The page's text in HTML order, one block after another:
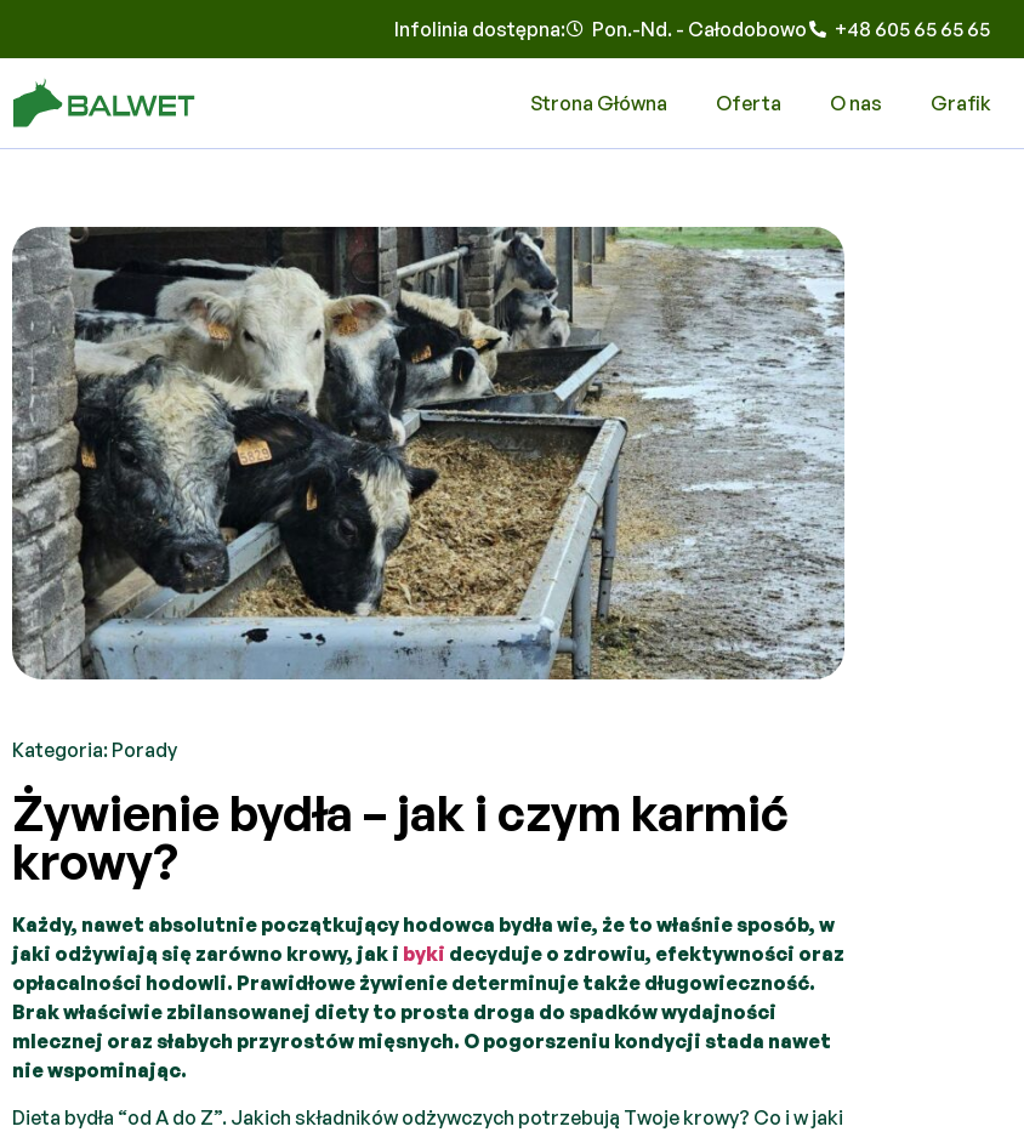
Infolinia dostępna: Pon.-Nd. - Całodobowo +48 605 65 65 65
Strona Główna Oferta O nas Grafik
Kategoria: Porady
Żywienie bydła – jak i czym karmić
krowy?
Każdy, nawet absolutnie początkujący hodowca bydła wie, że to właśnie sposób, w
jaki odżywiają się zarówno krowy, jak i byki decyduje o zdrowiu, efektywności oraz
opłacalności hodowli. Prawidłowe żywienie determinuje także długowieczność.
Brak właściwie zbilansowanej diety to prosta droga do spadków wydajności
mlecznej oraz słabych przyrostów mięsnych. O pogorszeniu kondycji stada nawet
nie wspominając.
Dieta bydła “od A do Z”. Jakich składników odżywczych potrzebują Twoje krowy? Co i w jaki